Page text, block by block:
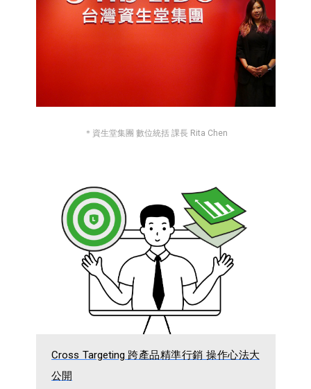
＊資生堂集團 數位統括 課長 Rita Chen
Cross Targeting 跨產品精準行銷 操作心法大
公開